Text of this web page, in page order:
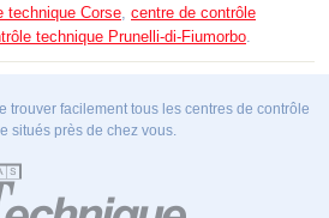
technique Corse, centre de contrôle
technique Prunelli-di-Fiumorbo.
trouver facilement tous les centres de contrôle
situés près de chez vous.